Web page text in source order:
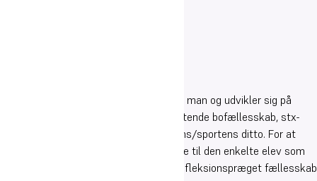
Som elev på Oure Gymnasium påvirkes man og udvikler sig på
forskellige arenaer: Kostskolens forpligtende bofællesskab, stx-
undervisningens faglige rum og kunstens/sportens ditto. For at
sikre så god sammenhæng for og støtte til den enkelte elev som
muligt, er et stærkt, professionelt og refleksionspræget fællesskab